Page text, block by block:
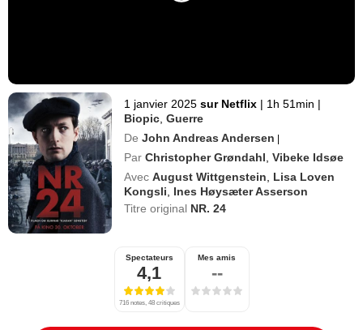
1 janvier 2025 sur Netflix | 1h 51min |
Biopic ,Guerre
De John Andreas Andersen |
Par Christopher Grøndahl ,Vibeke Idsøe
Avec August Wittgenstein
Lisa Loven
Kongsli
Ines Høysæter Asserson
Titre original NR. 24
Spectateurs
4,1
716 notes, 48 critiques
Mes amis
--